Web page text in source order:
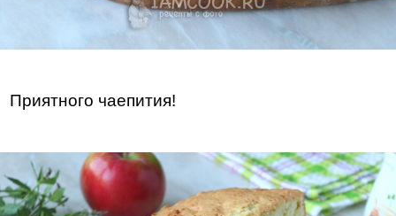
Приятного чаепития!